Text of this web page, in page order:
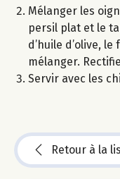
Mélanger les
persil plat et le
d’huile d’olive,
mélanger.
Servir avec les
Retour à la